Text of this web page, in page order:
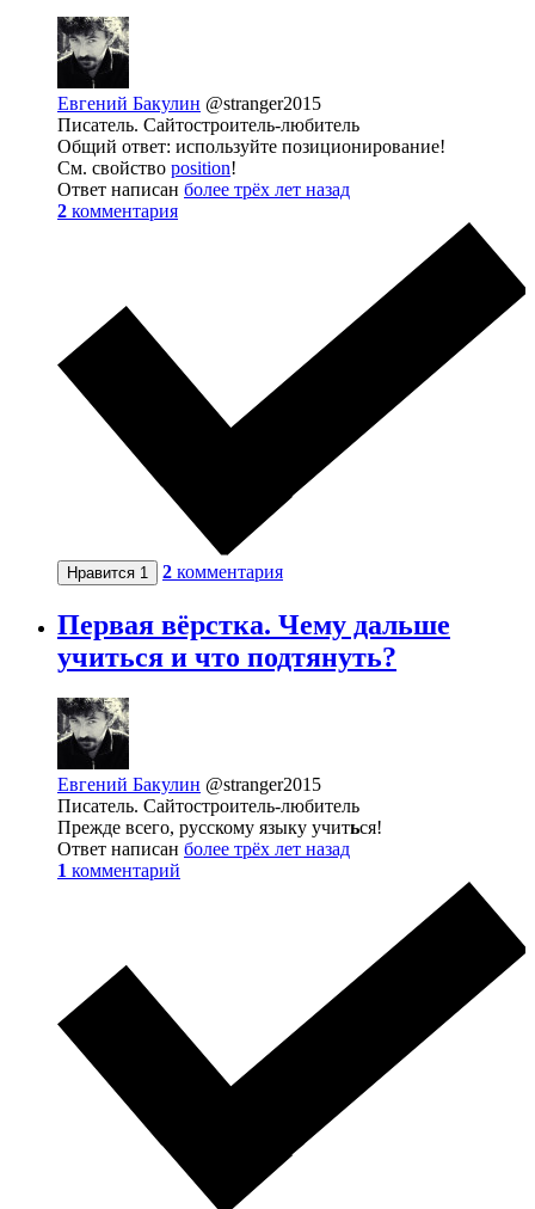
Евгений Бакулин @stranger2015
Писатель. Сайтостроитель-любитель
Общий ответ: используйте позиционирование!
См. свойство position!
Ответ написан более трёх лет назад
2 комментария
Нравится 1 2 комментария
Первая вёрстка. Чему дальше
учиться и что подтянуть?
Евгений Бакулин @stranger2015
Писатель. Сайтостроитель-любитель
Прежде всего, русскому языку учиться!
Ответ написан более трёх лет назад
1 комментарий